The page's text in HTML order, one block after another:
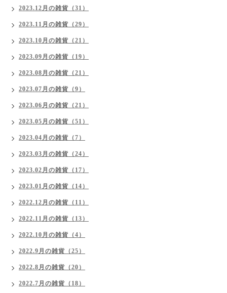
2023.12月の雑貨（31）
2023.11月の雑貨（29）
2023.10月の雑貨（21）
2023.09月の雑貨（19）
2023.08月の雑貨（21）
2023.07月の雑貨（9）
2023.06月の雑貨（21）
2023.05月の雑貨（51）
2023.04月の雑貨（7）
2023.03月の雑貨（24）
2023.02月の雑貨（17）
2023.01月の雑貨（14）
2022.12月の雑貨（11）
2022.11月の雑貨（13）
2022.10月の雑貨（4）
2022.9月の雑貨（25）
2022.8月の雑貨（20）
2022.7月の雑貨（18）